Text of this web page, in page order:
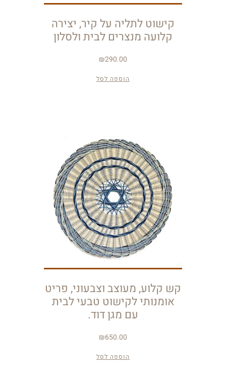
קישוט לתליה על קיר, יצירה
קלועה מנצרים לבית ולסלון
₪290.00
הוספה לסל
קש קלוע, מעוצב וצבעוני, פריט
אומנותי לקישוט טבעי לבית
עם מגן דוד.
₪650.00
הוספה לסל